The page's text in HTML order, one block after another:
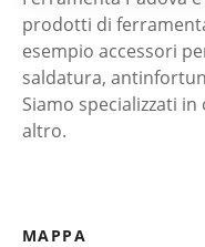
prodotti di
esempio accessori
saldatura,
Siamo specializzati
altro.
MAPPA